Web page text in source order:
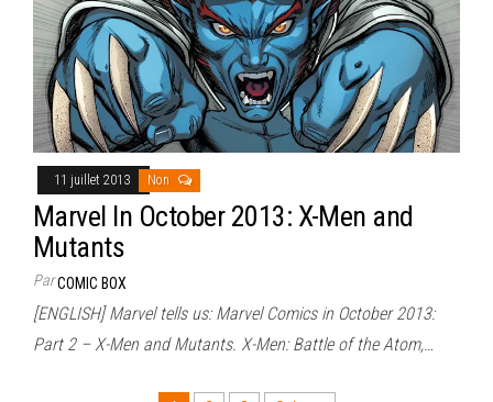
11 juillet 2013 Non
Marvel In October 2013: X-Men and
Mutants
ParCOMIC BOX
[ENGLISH] Marvel tells us: Marvel Comics in October 2013:
Part 2 – X-Men and Mutants. X-Men: Battle of the Atom,…